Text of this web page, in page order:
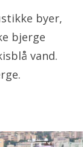
byer,
bjerge
vand.